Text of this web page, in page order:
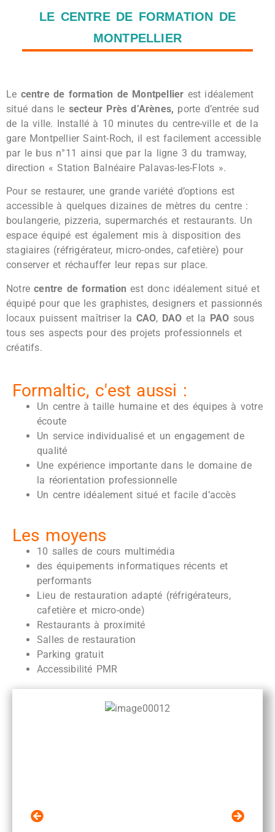
LE CENTRE DE FORMATION DE
MONTPELLIER
Le centre de formation de Montpellier est idéalement
situé dans le secteur Près d’Arènes, porte d’entrée sud
de la ville. Installé à 10 minutes du centre-ville et de la
gare Montpellier Saint-Roch, il est facilement accessible
par le bus n°11 ainsi que par la ligne 3 du tramway,
direction « Station Balnéaire Palavas-les-Flots ».
Pour se restaurer, une grande variété d’options est
accessible à quelques dizaines de mètres du centre :
boulangerie, pizzeria, supermarchés et restaurants. Un
espace équipé est également mis à disposition des
stagiaires (réfrigérateur, micro-ondes, cafetière) pour
conserver et réchauffer leur repas sur place.
Notre centre de formation est donc idéalement situé et
équipé pour que les graphistes, designers et passionnés
locaux puissent maîtriser la CAO, DAO et la PAO sous
tous ses aspects pour des projets professionnels et
créatifs.
Formaltic, c'est aussi :
Un centre à taille humaine et des équipes à votre
écoute
Un service individualisé et un engagement de
qualité
Une expérience importante dans le domaine de
la réorientation professionnelle
Un centre idéalement situé et facile d’accès
Les moyens
10 salles de cours multimédia
des équipements informatiques récents et
performants
Lieu de restauration adapté (réfrigérateurs,
cafetière et micro-onde)
Restaurants à proximité
Salles de restauration
Parking gratuit
Accessibilité PMR